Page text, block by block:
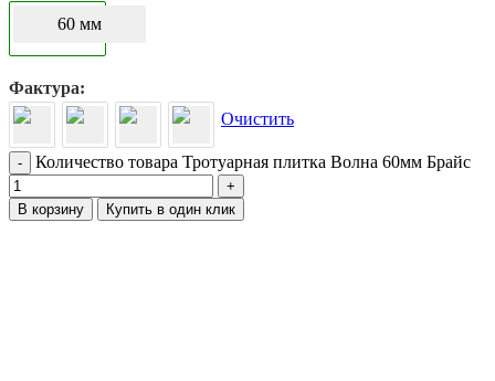
60 мм
Фактура
Очистить
- Количество товара Тротуарная плитка Волна 60мм Брайс
+
В корзину
Купить в один клик